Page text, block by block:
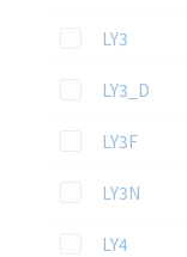
この資料を選択
LY3
この資料を選択
LY3_D
この資料を選択
LY3F
この資料を選択
LY3N
この資料を選択
LY4